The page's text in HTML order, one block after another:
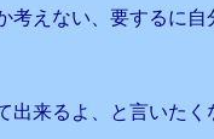
考えない、要するに
来るよ、と言いたく